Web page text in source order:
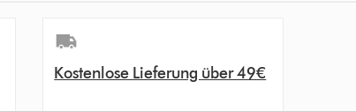
Kostenlose Lieferung über 49€